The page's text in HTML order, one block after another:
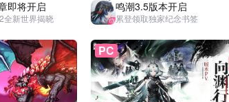
即将开启
全新世界揭晓
鸣潮3.5版本开启
累登领取独家纪念书签
PC